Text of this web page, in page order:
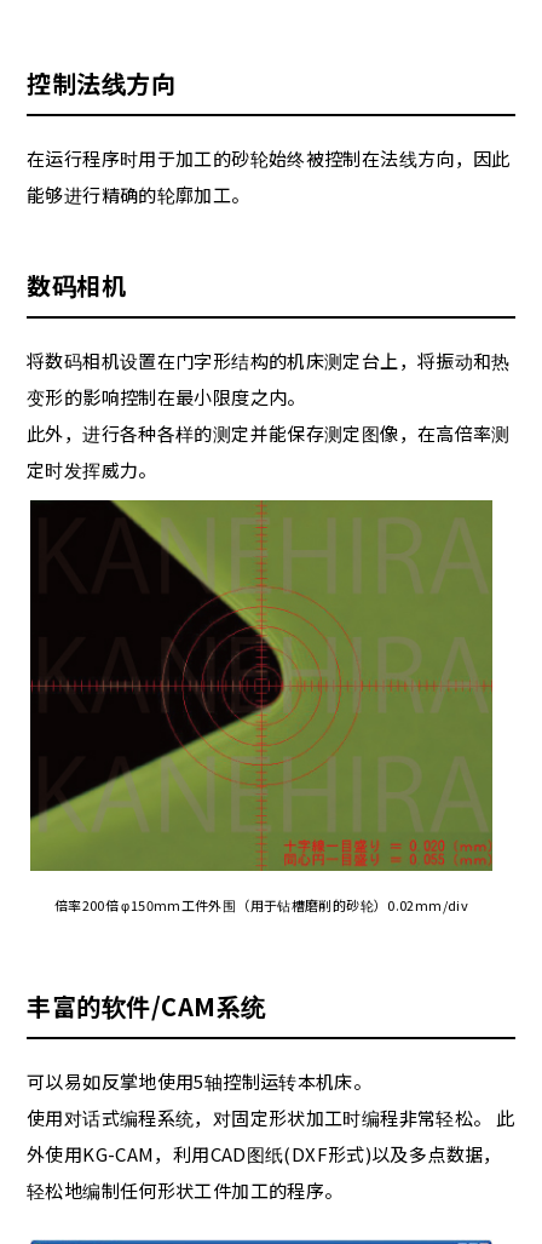
控制法线方向
在运行程序时用于加工的砂轮始终被控制在法线方向，因此
能够进行精确的轮廓加工。
数码相机
将数码相机设置在门字形结构的机床测定台上，将振动和热
变形的影响控制在最小限度之内。
此外，进行各种各样的测定并能保存测定图像，在高倍率测
定时发挥威力。
倍率200倍 φ150mm工件外围（用于钻槽磨削的砂轮）0.02mm/div
丰富的软件/CAM系统
可以易如反掌地使用5轴控制运转本机床。
使用对话式编程系统，对固定形状加工时编程非常轻松。 此
外使用KG-CAM，利用CAD图纸(DXF形式)以及多点数据，
轻松地编制任何形状工件加工的程序。